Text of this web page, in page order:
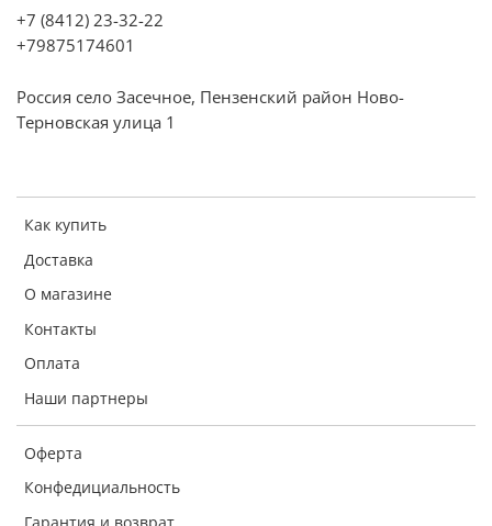
Как купить
Доставка
О магазине
Контакты
Оплата
Наши партнеры
Оферта
Конфедициальность
Гарантия и возврат
+7 (8412) 23-32-22
+79875174601
Россия село Засечное, Пензенский район Ново-
Терновская улица 1